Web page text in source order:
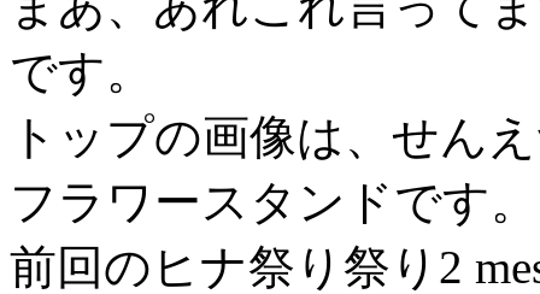
です。
トップの画像は、せん
フラワースタンドです。
前回のヒナ祭り祭り2